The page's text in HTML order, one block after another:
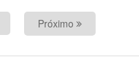
Próximo